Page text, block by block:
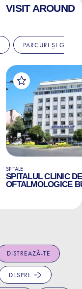
VISIT AROUND
PARCURI ȘI
SPITALE
SPITALUL CLINIC
OFTALMOLOGICE
DISTREAZĂ-TE
DESPRE